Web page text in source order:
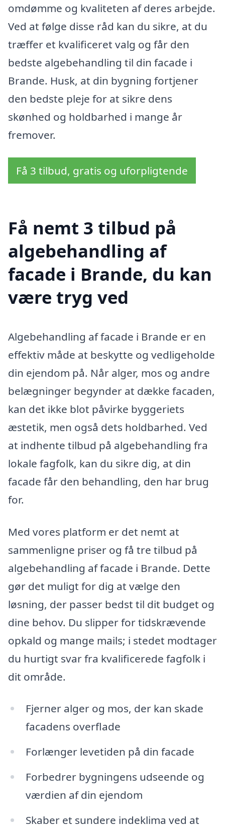
omdømme og kvaliteten af deres arbejde.
Ved at følge disse råd kan du sikre, at du
træffer et kvalificeret valg og får den
bedste algebehandling til din facade i
Brande. Husk, at din bygning fortjener
den bedste pleje for at sikre dens
skønhed og holdbarhed i mange år
fremover.
Få 3 tilbud, gratis og uforpligtende
Få nemt 3 tilbud på
algebehandling af
facade i Brande, du kan
være tryg ved
Algebehandling af facade i Brande er en
effektiv måde at beskytte og vedligeholde
din ejendom på. Når alger, mos og andre
belægninger begynder at dække facaden,
kan det ikke blot påvirke byggeriets
æstetik, men også dets holdbarhed. Ved
at indhente tilbud på algebehandling fra
lokale fagfolk, kan du sikre dig, at din
facade får den behandling, den har brug
for.
Med vores platform er det nemt at
sammenligne priser og få tre tilbud på
algebehandling af facade i Brande. Dette
gør det muligt for dig at vælge den
løsning, der passer bedst til dit budget og
dine behov. Du slipper for tidskrævende
opkald og mange mails; i stedet modtager
du hurtigt svar fra kvalificerede fagfolk i
dit område.
Fjerner alger og mos, der kan skade
facadens overflade
Forlænger levetiden på din facade
Forbedrer bygningens udseende og
værdien af din ejendom
Skaber et sundere indeklima ved at